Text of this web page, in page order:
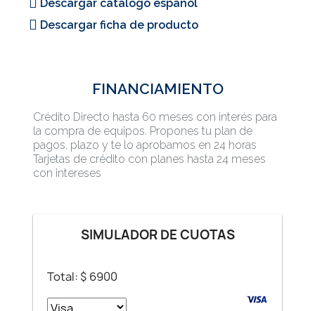
Descargar catálogo español
Descargar ficha de producto
FINANCIAMIENTO
Crédito Directo hasta 60 meses con interés para
la compra de equipos. Propones tu plan de
pagos, plazo y te lo aprobamos en 24 horas
Tarjetas de crédito con planes hasta 24 meses
con intereses
SIMULADOR DE CUOTAS
Total: $ 6900